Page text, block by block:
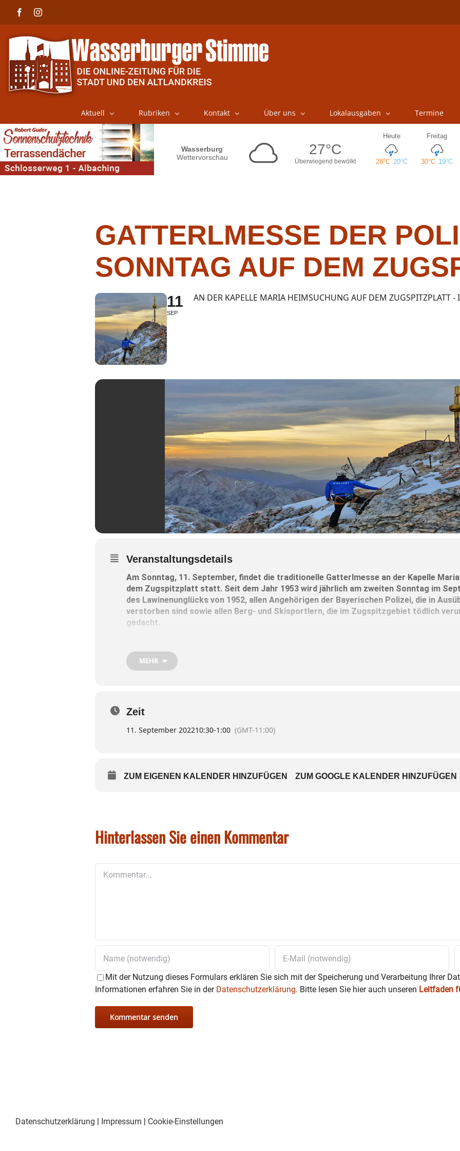
FacebookInstagram
Aktuell Rubriken Kontakt Über uns Lokalausgaben Termine
GATTERLMESSE DER
SONNTAG AUF DEM
11
SEP
AN DER KAPELLE MARIA HEIMSUCHUNG AUF DEM ZUGSPITZPLATT
Veranstaltungsdetails
Am Sonntag, 11. September, findet die traditionelle Gatterlmesse an der Kapelle
dem Zugspitzplatt statt. Seit dem Jahr 1953 wird jährlich am zweiten Sonntag im
des Lawinenunglücks von 1952, allen Angehörigen der Bayerischen Polizei, die in
verstorben sind sowie allen Berg- und Skisportlern, die im Zugspitzgebiet tödlich
gedacht.
umso mehr, dass die Gatterlmesse nun wieder in gewohnter Weise stattfinden kann.
MEHR
Zeit
11. September 202210:30-1:00 (GMT-11:00)
ZUM EIGENEN KALENDER HINZUFÜGEN ZUM GOOGLE KALENDER HINZUFÜGEN
Hinterlassen Sie einen Kommentar
Mit der Nutzung dieses Formulars erklären Sie sich mit der Speicherung und Verarbeitung Ihrer
Informationen erfahren Sie in der Datenschutzerklärung. Bitte lesen Sie hier auch unseren Leitfaden
Datenschutzerklärung | Impressum | Cookie-Einstellungen